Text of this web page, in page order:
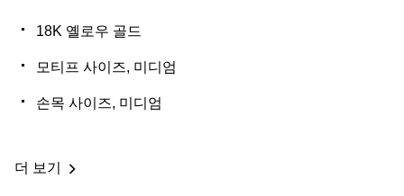
18K 옐로우 골드
모티프 사이즈, 미디엄
손목 사이즈, 미디엄
더 보기